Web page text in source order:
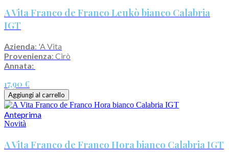
A Vita Franco de Franco Leukò bianco Calabria
IGT
Azienda: 'A Vita
Provenienza: Cirò
Annata:
17,90 €
Aggiungi al carrello
Anteprima
Novità
A Vita Franco de Franco Hora bianco Calabria IGT